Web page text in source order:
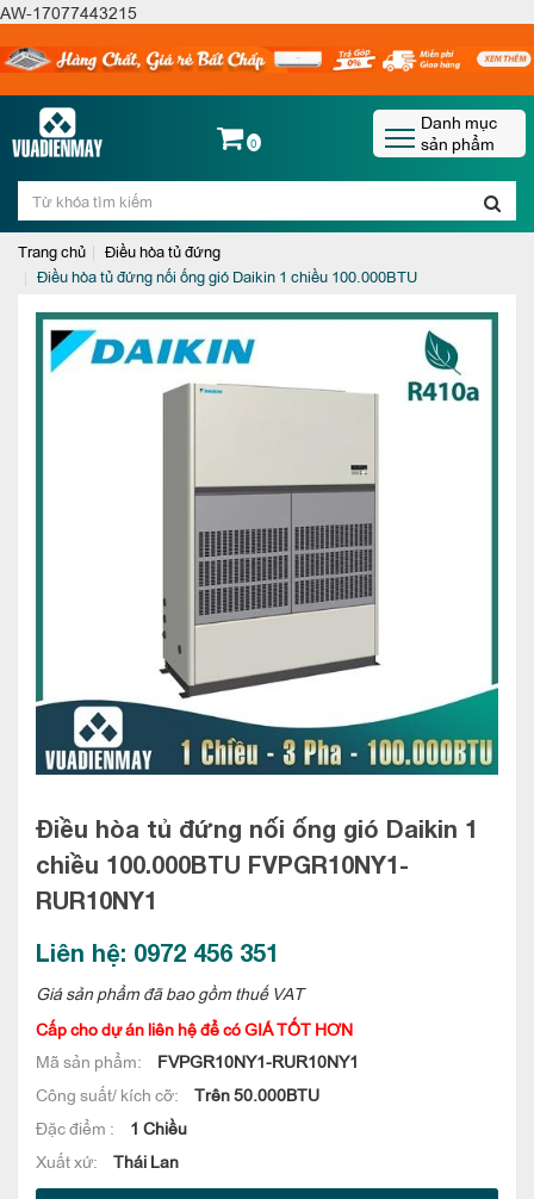
AW-17077443215
0
Danh mục
sản phẩm
Trang chủ
Điều hòa tủ đứng
Điều hòa tủ đứng nối ống gió Daikin 1 chiều 100.000BTU
Điều hòa tủ đứng nối ống gió Daikin 1
chiều 100.000BTU FVPGR10NY1-
RUR10NY1
Liên hệ: 0972 456 351
Giá sản phẩm đã bao gồm thuế VAT
Cấp cho dự án liên hệ để có GIÁ TỐT HƠN
Mã sản phẩm:
FVPGR10NY1-RUR10NY1
Công suất/ kích cỡ:
Trên 50.000BTU
Đặc điểm :
1 Chiều
Xuất xứ:
Thái Lan